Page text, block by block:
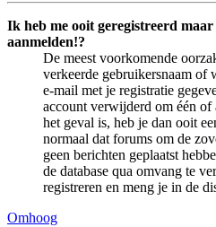
Ik heb me ooit geregistreerd
aanmelden!?
De meest voorkomende
verkeerde gebruikersnaam of
e-mail met je registratie
account verwijderd om één of
het geval is, heb je dan ooit
normaal dat forums om de
geen berichten geplaatst
de database qua omvang te
registreren en meng je in de
Omhoog